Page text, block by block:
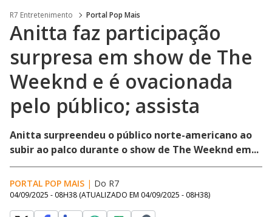
R7 Entretenimento Portal Pop Mais
Anitta faz participação
surpresa em show de The
Weeknd e é ovacionada
pelo público; assista
Anitta surpreendeu o público norte-americano ao
subir ao palco durante o show de The Weeknd em...
PORTAL POP MAIS | Do R7
04/09/2025 - 08H38 (ATUALIZADO EM 04/09/2025 - 08H38)